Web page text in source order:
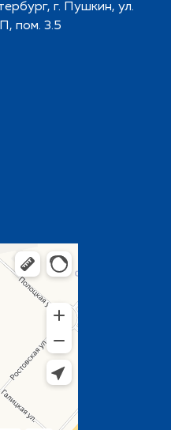
г. Пушкин, ул.
пом. 3.5